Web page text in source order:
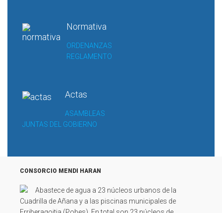
Normativa
ORDENANZAS
REGLAMENTO
Actas
ASAMBLEAS
JUNTAS DEL GOBIERNO
CONSORCIO MENDI HARAN
Abastece de agua a 23 núcleos urbanos de la
Cuadrilla de Añana y a las piscinas municipales de